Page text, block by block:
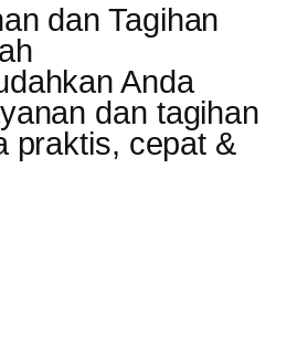
dan Tagihan
Anda
dan tagihan
praktis, cepat &